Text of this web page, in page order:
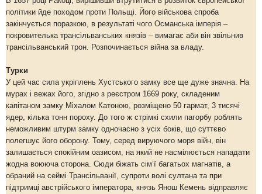
політики йде походом проти Польщі. Його військова спроба
закінчується поразкою, в результаті чого Османська імперія –
покровителька трансільванських князів – вимагає аби він звільнив
трансільванський трон. Розпочинається війна за владу.
Турки
У цей час сила укріплень Хустського замку все ще дуже значна. На
мурах і вежах його, згідно з реєстром 1669 року, складеним
капітаном замку Міхалом Катоною, розміщено 50 гармат, 3 тисячі
ядер, кілька тонн пороху. До того ж стрімкі схили пагорбу роблять
неможливим штурм замку одночасно з усіх боків, що суттєво
полегшує його оборону. Тому, серед вируючого моря війн, він
залишається спокійним оазисом, на який не насмілюється нападати
жодна воююча сторона. Сюди біжать сім’ї багатьох магнатів, а
обраний на сеймі Трансільванії, супроти волі султана та при
підтримці австрійського імператора, князь Янош Кемень відправляє